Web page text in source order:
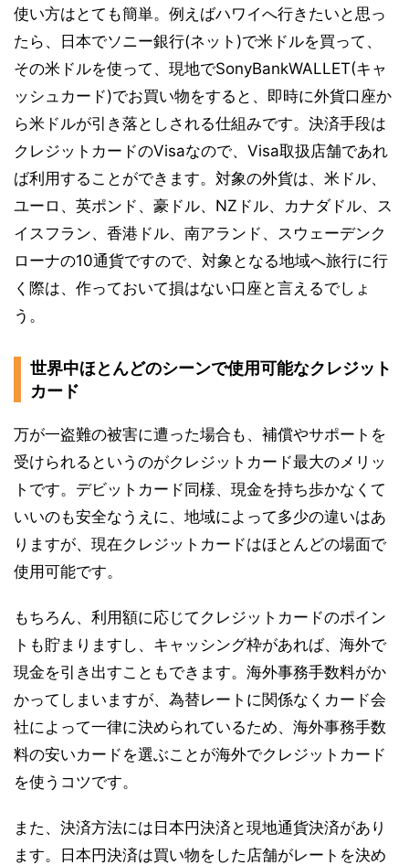
使い方はとても簡単。例えばハワイへ行きたいと思っ
たら、日本でソニー銀行(ネット)で米ドルを買って、
その米ドルを使って、現地でSonyBankWALLET(キャ
ッシュカード)でお買い物をすると、即時に外貨口座か
ら米ドルが引き落としされる仕組みです。決済手段は
クレジットカードのVisaなので、Visa取扱店舗であれ
ば利用することができます。対象の外貨は、米ドル、
ユーロ、英ポンド、豪ドル、NZドル、カナダドル、ス
イスフラン、香港ドル、南アランド、スウェーデンク
ローナの10通貨ですので、対象となる地域へ旅行に行
く際は、作っておいて損はない口座と言えるでしょ
う。
世界中ほとんどのシーンで使用可能なクレジット
カード
万が一盗難の被害に遭った場合も、補償やサポートを
受けられるというのがクレジットカード最大のメリッ
トです。デビットカード同様、現金を持ち歩かなくて
いいのも安全なうえに、地域によって多少の違いはあ
りますが、現在クレジットカードはほとんどの場面で
使用可能です。
もちろん、利用額に応じてクレジットカードのポイン
トも貯まりますし、キャッシング枠があれば、海外で
現金を引き出すこともできます。海外事務手数料がか
かってしまいますが、為替レートに関係なくカード会
社によって一律に決められているため、海外事務手数
料の安いカードを選ぶことが海外でクレジットカード
を使うコツです。
また、決済方法には日本円決済と現地通貨決済があり
ます。日本円決済は買い物をした店舗がレートを決め